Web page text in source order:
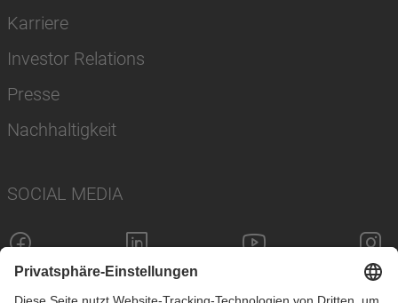
Karriere
Investor Relations
Presse
Nachhaltigkeit
SOCIAL MEDIA